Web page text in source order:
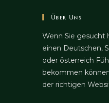
Über Uns
Wenn Sie gesucht
einen Deutschen,
oder österreich
bekommen
der richtigen